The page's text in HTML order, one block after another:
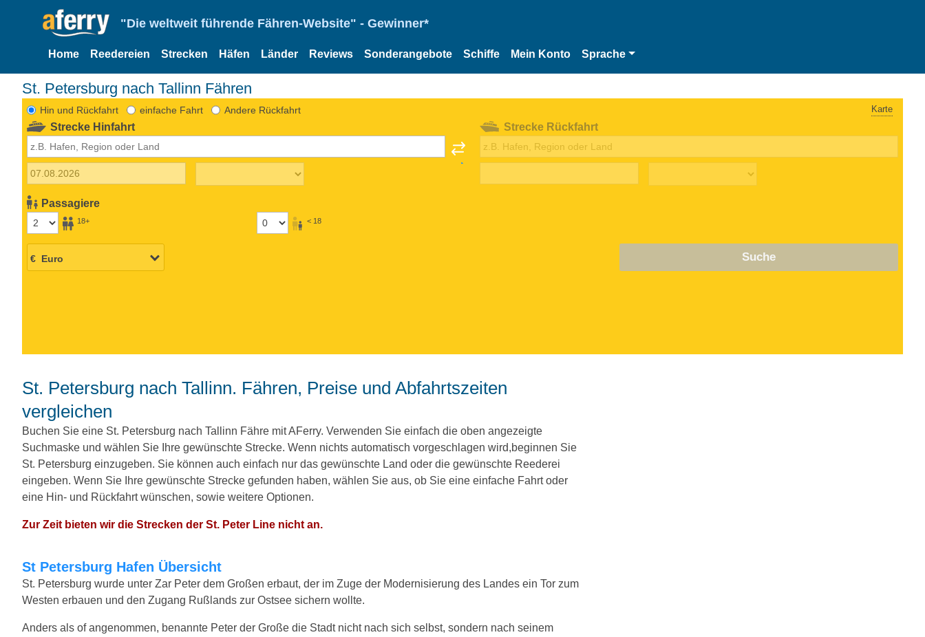
"Die weltweit führende Fähren-Website" - Gewinner*
Home Reedereien Strecken Häfen Länder Reviews Sonderangebote Schiffe Mein Konto Sprache
St. Petersburg nach Tallinn Fähren
Hin und Rückfahrt einfache Fahrt Andere Rückfahrt Karte
Strecke Hinfahrt
Passagiere
18+ < 18
Strecke Rückfahrt
Suche
St. Petersburg nach Tallinn. Fähren, Preise und Abfahrtszeiten
vergleichen
Buchen Sie eine St. Petersburg nach Tallinn Fähre mit AFerry. Verwenden Sie einfach die oben angezeigte
Suchmaske und wählen Sie Ihre gewünschte Strecke. Wenn nichts automatisch vorgeschlagen wird,beginnen Sie
St. Petersburg einzugeben. Sie können auch einfach nur das gewünschte Land oder die gewünschte Reederei
eingeben. Wenn Sie Ihre gewünschte Strecke gefunden haben, wählen Sie aus, ob Sie eine einfache Fahrt oder
eine Hin- und Rückfahrt wünschen, sowie weitere Optionen.
Zur Zeit bieten wir die Strecken der St. Peter Line nicht an.
St Petersburg Hafen Übersicht
St. Petersburg wurde unter Zar Peter dem Großen erbaut, der im Zuge der Modernisierung des Landes ein Tor zum
Westen erbauen und den Zugang Rußlands zur Ostsee sichern wollte.
Anders als of angenommen, benannte Peter der Große die Stadt nicht nach sich selbst, sondern nach seinem